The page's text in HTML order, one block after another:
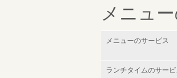
メニュ
メニューのサービス
ランチタイムのサービ